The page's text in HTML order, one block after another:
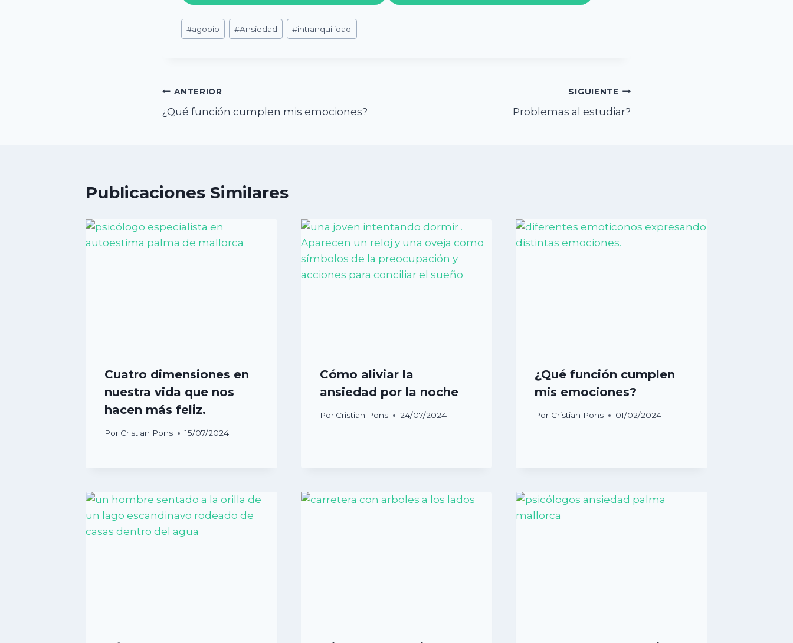
Etiquetas
de
#agobio #Ansiedad #intranquilidad
Navegación
de
ANTERIOR
¿Qué función cumplen mis emociones?
SIGUIENTE
Problemas al estudiar?
Publicaciones Similares
Cuatro dimensiones en
nuestra vida que nos
hacen más feliz.
Por Cristian Pons 15/07/2024
Cómo aliviar la
ansiedad por la noche
Por Cristian Pons 24/07/2024
¿Qué función cumplen
mis emociones?
Por Cristian Pons 01/02/2024